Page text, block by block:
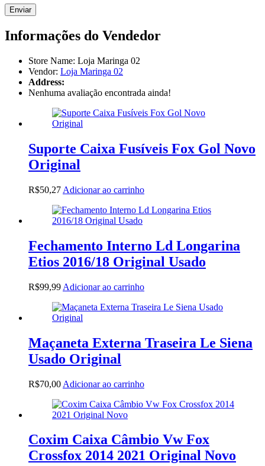
Informações do Vendedor
Store Name: Loja Maringa 02
Vendor: Loja Maringa 02
Address:
Nenhuma avaliação encontrada ainda!
Suporte Caixa Fusíveis Fox Gol Novo
Original
R$50,27 Adicionar ao carrinho
Fechamento Interno Ld Longarina
Etios 2016/18 Original Usado
R$99,99 Adicionar ao carrinho
Maçaneta Externa Traseira Le Siena
Usado Original
R$70,00 Adicionar ao carrinho
Coxim Caixa Câmbio Vw Fox
Crossfox 2014 2021 Original Novo